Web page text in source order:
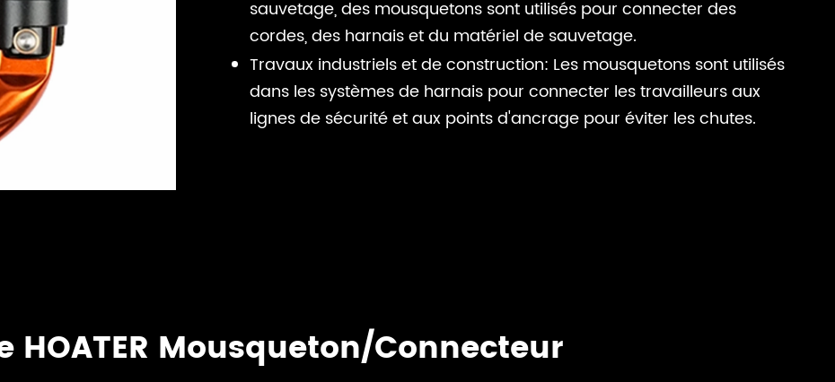
sauvetage, des mousquetons sont utilisés pour connecter des
cordes, des harnais et du matériel de sauvetage.
Travaux industriels et de construction: Les mousquetons sont utilisés
dans les systèmes de harnais pour connecter les travailleurs aux
lignes de sécurité et aux points d'ancrage pour éviter les chutes.
HOATER Mousqueton/Connecteur